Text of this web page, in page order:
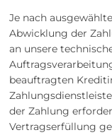
Je nach
Abwicklung der
an unsere
beauftragten
der Zahlung
Vertragserfüllung